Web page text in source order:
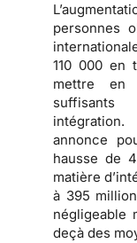
personnes
110 000 en
mettre en
annonce
hausse de
matière
à 395
négligeable
deçà des